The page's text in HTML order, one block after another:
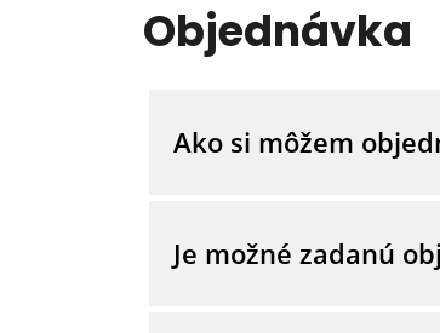
Objednávka
Ako si môžem
prihlásite do Vášho
že nemáte bielemore
Je možné zadanú